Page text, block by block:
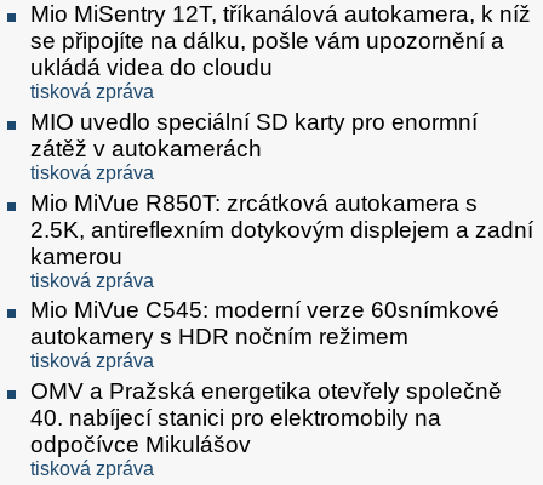
Mio MiSentry 12T, tříkanálová autokamera, k níž
se připojíte na dálku, pošle vám upozornění a
ukládá videa do cloudu
tisková zpráva
MIO uvedlo speciální SD karty pro enormní
zátěž v autokamerách
tisková zpráva
Mio MiVue R850T: zrcátková autokamera s
2.5K, antireflexním dotykovým displejem a zadní
kamerou
tisková zpráva
Mio MiVue C545: moderní verze 60snímkové
autokamery s HDR nočním režimem
tisková zpráva
OMV a Pražská energetika otevřely společně
40. nabíjecí stanici pro elektromobily na
odpočívce Mikulášov
tisková zpráva